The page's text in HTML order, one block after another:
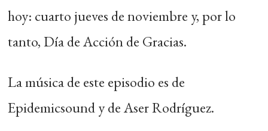
hoy: cuarto jueves de noviembre y, por lo
tanto, Día de Acción de Gracias.
La música de este episodio es de
Epidemicsound y de Aser Rodríguez.